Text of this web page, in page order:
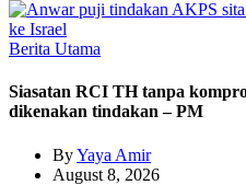
Berita Utama
Siasatan RCI TH tanpa
dikenakan tindakan – PM
ByYaya Amir
August 8, 2026